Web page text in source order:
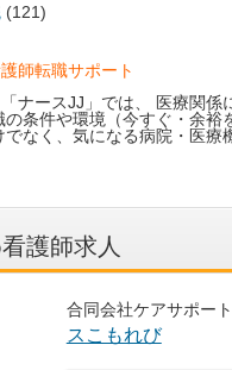
(121)
師転職サポート
ナースJJ」では、 医療関係
条件や環境（今すぐ・余裕
なく、気になる病院・医療
護師求人
合同会社ケアサポー
スこもれび